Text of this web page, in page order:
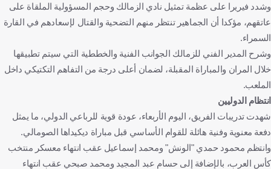
وشدد فيريرا على عظمة تمثيل نادي الزمالك وحجم المسؤولية الملقاة على
عاتقهم، مؤكدا أن الجماهير تنتظر منهم التضحية والقتال لإسعادهم في القارة
السمراء.
وشرح المدير الفني للزمالك الجوانب الفنية والخططية التي سيتم تطبيقها
خلال المران والمباراة المقبلة، لضمان أعلى درجة من التفاهم التكتيكي داخل
الملعب.
انتظام الدوليين
شهدت تدريبات الفريق، اليوم الأربعاء، عودة قوية للرباعي الدولي، ما يمثل
دفعة معنوية وفنية هائلة للقوام الأساسي قبل مباراة ديكيداها الصومالي.
وانتظم محمود حمدي "الونش" ومحمد إسماعيل عقب انتهاء معسكر منتخب
كأس العرب، بالإضافة إلى حسام عبد المجيد ومحمد صبحي عقب انتهاء